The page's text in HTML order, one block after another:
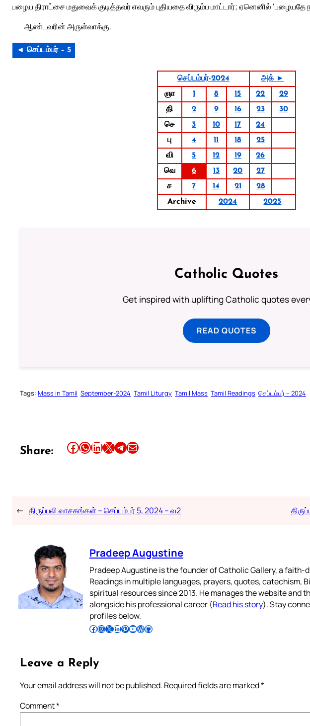
பழைய திராட்சை மதுவைக் குடித்தவர் எவரும் புதியதை விரும்ப மாட்டார்; ஏனெனில் ‘பழையதே
ஆண்டவரின் அருள்வாக்கு.
◄ செப்டம்பர் – 5
செப்டம்பர்-2024
அக் ►
ஞா
1 8 15 22
29
தி
2 9 16 23
30
செ
3 10 17
24
பு
4 11 18
25
வி
5 12 19
26
வெ
6 13 20
27
ச
7 14 21
28
Archive
2024 2025
Catholic Quotes
Get inspired with uplifting Catholic quotes
READ QUOTES
Tags: Mass in Tamil September-2024 Tamil Liturgy Tamil Mass Tamil Readings செப்டம்பர் – 2024
Share: Share this article on Facebook Share this article on WhatsApp Share this article on LinkedIn Share this article on X Share this article on TelegramEmail this Article
← திருப்பலி வாசகங்கள் – செப்டம்பர் 5, 2024 – வ2
Pradeep Augustine
Pradeep Augustine is the founder of Catholic Gallery, a faith-
Readings in multiple languages, prayers, quotes, catechism,
spiritual resources since 2013. He manages the website and
alongside his professional career (Read his story). Stay
profiles below.
Follow Pradeep on Facebook Follow Pradeep on InstagramFollow Pradeep on X Follow Pradeep on LinkedIn Follow Pradeep on Pinterest Subscribe to Pradeep’s Youtube Channel Follow Pradeep on WordPress Follow Pradeep on GitHub
Leave a Reply
Your email address will not be published. Required fields are marked*
Comment*